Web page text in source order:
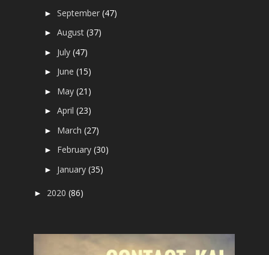
►September(47)
►August(37)
► July(47)
► June(15)
► May(21)
►April(23)
► March(27)
► February(30)
► January(35)
► 2020(86)